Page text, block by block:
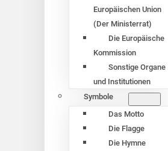
Europäischen Union
(Der Ministerrat)
Die Europäische
Kommission
Sonstige Organe
und Institutionen
Symbole
Das Motto
Die Flagge
Die Hymne